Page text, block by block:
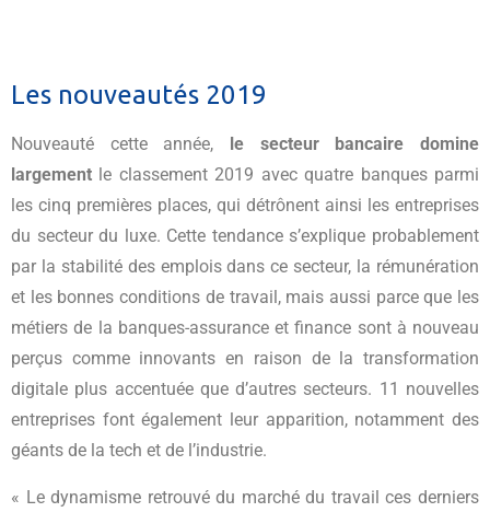
Les nouveautés 2019
Nouveauté cette année, le secteur bancaire domine
largement le classement 2019 avec quatre banques parmi
les cinq premières places, qui détrônent ainsi les entreprises
du secteur du luxe. Cette tendance s’explique probablement
par la stabilité des emplois dans ce secteur, la rémunération
et les bonnes conditions de travail, mais aussi parce que les
métiers de la banques-assurance et finance sont à nouveau
perçus comme innovants en raison de la transformation
digitale plus accentuée que d’autres secteurs. 11 nouvelles
entreprises font également leur apparition, notamment des
géants de la tech et de l’industrie.
« Le dynamisme retrouvé du marché du travail ces derniers